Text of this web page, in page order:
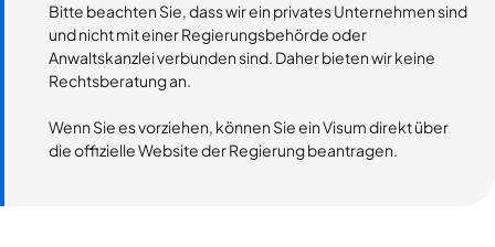
Bitte beachten Sie, dass wir ein privates Unternehmen sind
und nicht mit einer Regierungsbehörde oder
Anwaltskanzlei verbunden sind. Daher bieten wir keine
Rechtsberatung an.
Wenn Sie es vorziehen, können Sie ein Visum direkt über
die offizielle Website der Regierung beantragen.